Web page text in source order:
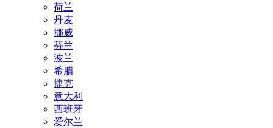
荷兰
丹麦
挪威
芬兰
波兰
希腊
捷克
意大利
西班牙
爱尔兰